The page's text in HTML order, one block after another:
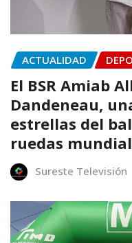
ACTUALIDAD
El BSR Amiab
Dandeneau,
estrellas del
ruedas mundial
Sureste Televisión